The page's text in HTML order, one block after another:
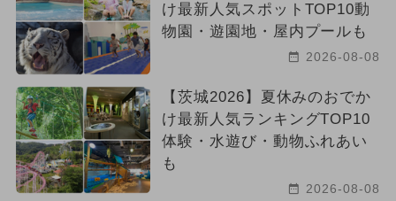
け最新人気スポットTOP10動
物園・遊園地・屋内プールも
2026-08-08
【茨城2026】夏休みのおでか
け最新人気ランキングTOP10
体験・水遊び・動物ふれあい
も
2026-08-08